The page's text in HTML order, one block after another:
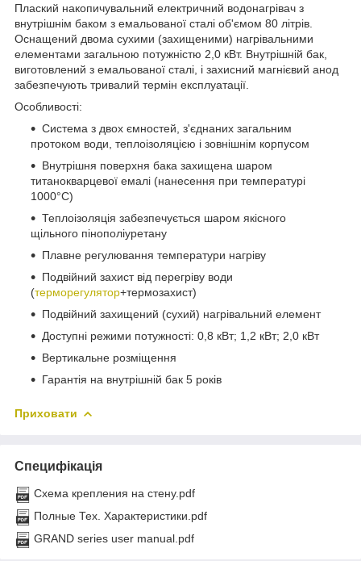
Плаский накопичувальний електричний водонагрівач з
внутрішнім баком з емальованої сталі об'ємом 80 літрів.
Оснащений двома сухими (захищеними) нагрівальними
елементами загальною потужністю 2,0 кВт. Внутрішній бак,
виготовлений з емальованої сталі, і захисний магнієвий анод
забезпечують тривалий термін експлуатації.
Особливості:
Система з двох ємностей, з'єднаних загальним
протоком води, теплоізоляцією і зовнішнім корпусом
Внутрішня поверхня бака захищена шаром
титанокварцевої емалі (нанесення при температурі
1000°C)
Теплоізоляція забезпечується шаром якісного
щільного пінополіуретану
Плавне регулювання температури нагріву
Подвійний захист від перегріву води
(терморегулятор+термозахист)
Подвійний захищений (сухий) нагрівальний елемент
Доступні режими потужності: 0,8 кВт; 1,2 кВт; 2,0 кВт
Вертикальне розміщення
Гарантія на внутрішній бак 5 років
Приховати
Специфікація
Схема крепления на стену.pdf
Полные Тех. Характеристики.pdf
GRAND series user manual.pdf